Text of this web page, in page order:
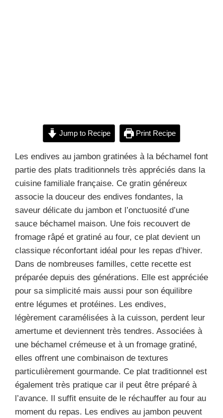
Jump to Recipe Print Recipe
Les endives au jambon gratinées à la béchamel font
partie des plats traditionnels très appréciés dans la
cuisine familiale française. Ce gratin généreux
associe la douceur des endives fondantes, la
saveur délicate du jambon et l’onctuosité d’une
sauce béchamel maison. Une fois recouvert de
fromage râpé et gratiné au four, ce plat devient un
classique réconfortant idéal pour les repas d’hiver.
Dans de nombreuses familles, cette recette est
préparée depuis des générations. Elle est appréciée
pour sa simplicité mais aussi pour son équilibre
entre légumes et protéines. Les endives,
légèrement caramélisées à la cuisson, perdent leur
amertume et deviennent très tendres. Associées à
une béchamel crémeuse et à un fromage gratiné,
elles offrent une combinaison de textures
particulièrement gourmande. Ce plat traditionnel est
également très pratique car il peut être préparé à
l’avance. Il suffit ensuite de le réchauffer au four au
moment du repas. Les endives au jambon peuvent